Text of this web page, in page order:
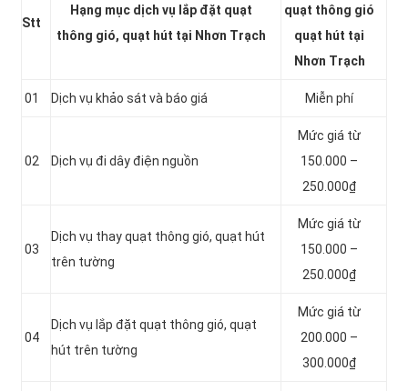
Stt
Hạng mục dịch vụ lắp đặt quạt
thông gió, quạt hút tại Nhơn Trạch
quạt thông gió
quạt hút tại
Nhơn Trạch
01 Dịch vụ khảo sát và báo giá Miễn phí
02 Dịch vụ đi dây điện nguồn
Mức giá từ
150.000 –
250.000₫
03
Dịch vụ thay quạt thông gió, quạt hút
trên tường
Mức giá từ
150.000 –
250.000₫
04
Dịch vụ lắp đặt quạt thông gió, quạt
hút trên tường
Mức giá từ
200.000 –
300.000₫